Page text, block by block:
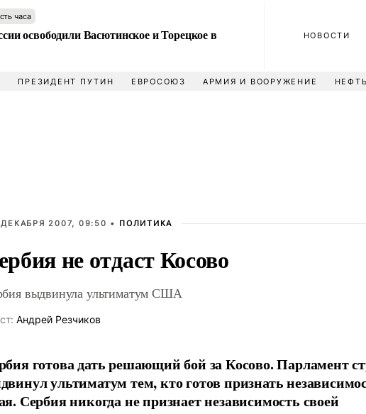
часа
освободили Васютинское и Торецкое в
НОВОСТИ
ПРЕЗИДЕНТ ПУТИН ЕВРОСОЮЗ АРМИЯ И ВООРУЖЕНИЕ
2007, 09:50 • ПОЛИТИКА
не отдаст Косово
выдвинула ультиматум США
Андрей Резчиков
готова дать решающий бой за Косово. Парламент
ультиматум тем, кто готов признать
Сербия никогда не признает независимость своей